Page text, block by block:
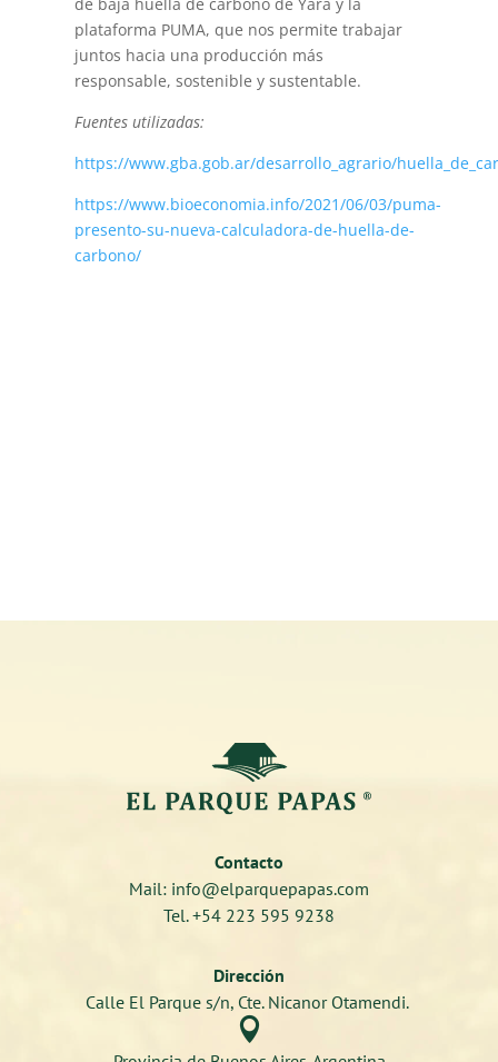
de baja huella de carbono de Yara y la
plataforma PUMA, que nos permite trabajar
juntos hacia una producción más
responsable, sostenible y sustentable.
Fuentes utilizadas:
https://www.gba.gob.ar/desarrollo_agrario/
https://www.bioeconomia.info/2021/06/03/puma-
presento-su-nueva-calculadora-de-huella-de-
carbono/
Contacto
Mail: info@elparquepapas.com
Tel. +54 223 595 9238
Dirección
Calle El Parque s/n, Cte. Nicanor Otamendi.
